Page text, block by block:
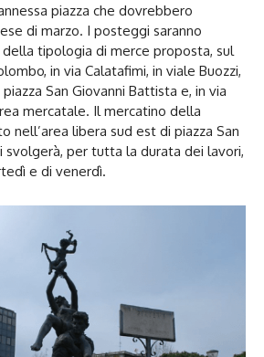
piazza che dovrebbero
di marzo. I posteggi saranno
tipologia di merce proposta, sul
in via Calatafimi, in viale Buozzi,
San Giovanni Battista e, in via
mercatale. Il mercatino della
nell’area libera sud est di piazza San
svolgerà, per tutta la durata dei lavori,
e di venerdì.